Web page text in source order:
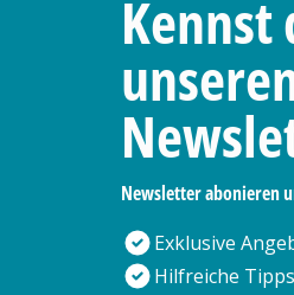
Kennst
Newsletter abonieren
Exklusive
Hilfreiche